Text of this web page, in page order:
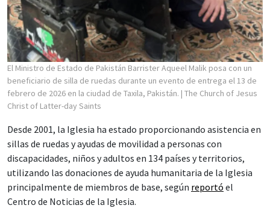
El Ministro de Estado de Pakistán Barrister Aqueel Malik posa con un
beneficiario de silla de ruedas durante un evento de entrega el 13 de
febrero de 2026 en la ciudad de Taxila, Pakistán. | The Church of Jesus
Christ of Latter-day Saints
Desde 2001, la Iglesia ha estado proporcionando asistencia en
sillas de ruedas y ayudas de movilidad a personas con
discapacidades, niños y adultos en 134 países y territorios,
utilizando las donaciones de ayuda humanitaria de la Iglesia
principalmente de miembros de base, según reportó el
Centro de Noticias de la Iglesia.